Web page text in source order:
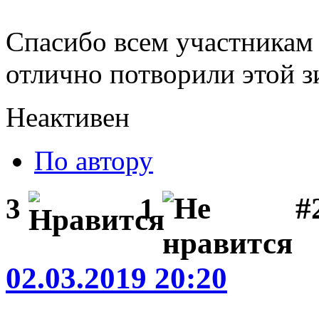
Спасибо всем
отлично потворили этой
Неактивен
По автору
3 1
02.03.2019 20:20